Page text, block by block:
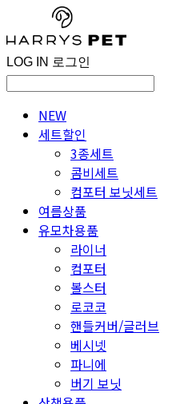
LOG IN 로그인
NEW
세트할인
3종세트
콤비세트
컴포터 보닛세트
여름상품
유모차용품
라이너
컴포터
볼스터
로코코
핸들커버/글러브
베시넷
파니에
버기 보닛